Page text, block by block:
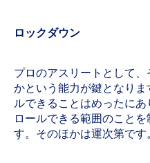
ロックダウン
プロのアスリートとして
かという能力が鍵となり
ルできることはめったに
ロールできる範囲のこと
す。そのほかは運次第です。